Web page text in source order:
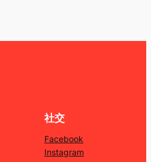
社交
Facebook
Instagram